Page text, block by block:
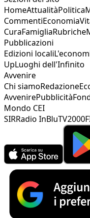
HomeAttualitàPolitica
CommentiEconomia
CuraFamigliaRubriche
Pubblicazioni
Edizioni locali
UpLuoghi dell'Infinito
Avvenire
Chi siamoRedazione
AvvenirePubblicità
Mondo CEI
SIRRadio InBluTV2000